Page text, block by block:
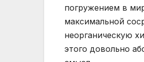
погружением в
максимальной
неорганическую
этого довольно